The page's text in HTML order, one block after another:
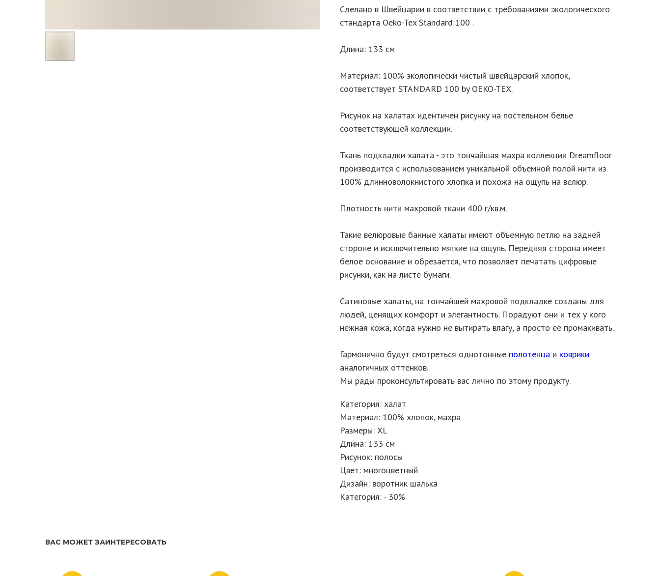
Сделано в Швейцарии в соответствии с требованиями экологического
стандарта Oeko-Tex Standard 100 .
Длина: 133 см
Материал: 100% экологически чистый швейцарский хлопок,
соответствует STANDARD 100 by OEKO-TEX.
Рисунок на халатах идентичен рисунку на постельном белье
соответствующей коллекции.
Ткань подкладки халата - это тончайшая махра коллекции Dreamfloor
производится с использованием уникальной объемной полой нити из
100% длинноволокнистого хлопка и похожа на ощупь на велюр.
Плотность нити махровой ткани 400 г/кв.м.
Такие велюровые банные халаты имеют объемную петлю на задней
стороне и исключительно мягкие на ощупь. Передняя сторона имеет
белое основание и обрезается, что позволяет печатать цифровые
рисунки, как на листе бумаги.
Сатиновые халаты, на тончайшей махровой подкладке созданы для
людей, ценящих комфорт и элегантность. Порадуют они и тех у кого
нежная кожа, когда нужно не вытирать влагу, а просто ее промакивать.
Гармонично будут смотреться однотонные полотенца и коврики
аналогичных оттенков.
Мы рады проконсультировать вас лично по этому продукту.
Категория: халат
Материал: 100% хлопок, махра
Размеры: XL
Длина: 133 см
Рисунок: полосы
Цвет: многоцветный
Дизайн: воротник шалька
Категория: - 30%
ВАС МОЖЕТ ЗАИНТЕРЕСОВАТЬ